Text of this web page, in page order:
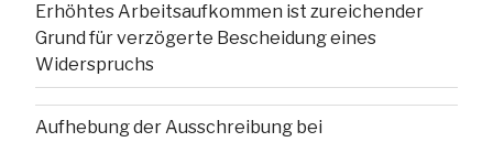
Erhöhtes Arbeitsaufkommen ist zureichender
Grund für verzögerte Bescheidung eines
Widerspruchs
Aufhebung der Ausschreibung bei